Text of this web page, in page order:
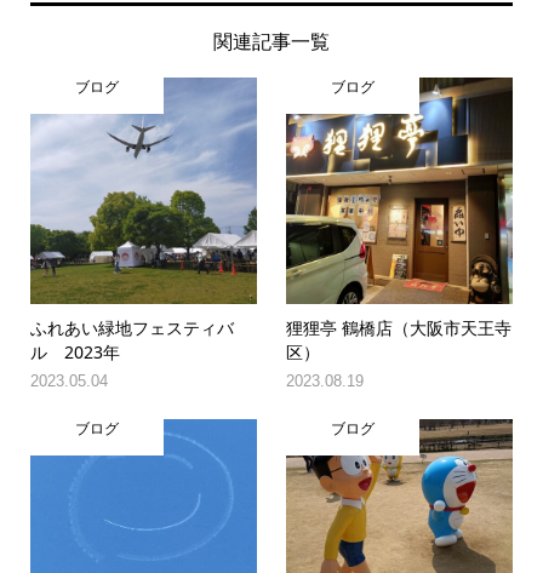
関連記事一覧
ブログ
ふれあい緑地フェスティバ
ル 2023年
2023.05.04
ブログ
狸狸亭 鶴橋店（大阪市天王寺
区）
2023.08.19
ブログ ブログ